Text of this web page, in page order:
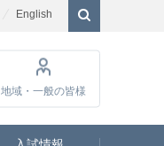
English
地域・一般の皆様